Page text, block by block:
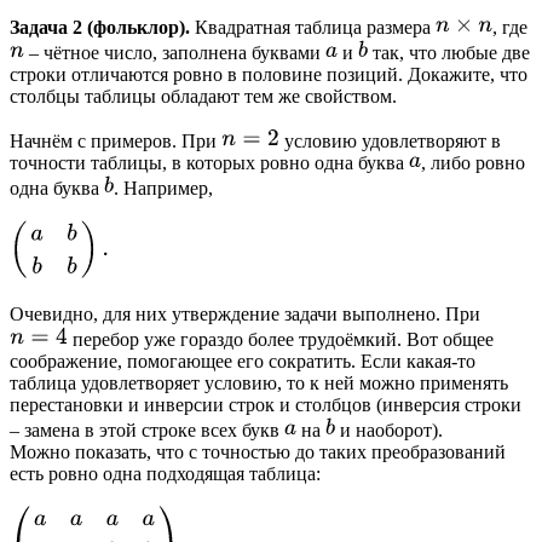
Задача 2 (фольклор). Квадратная таблица размера
, где
– чётное число, заполнена буквами
и
так, что любые две
строки отличаются ровно в половине позиций. Докажите, что
столбцы таблицы обладают тем же свойством.
Начнём с примеров. При
условию удовлетворяют в
точности таблицы, в которых ровно одна буква
, либо ровно
одна буква
. Например,
Очевидно, для них утверждение задачи выполнено. При
перебор уже гораздо более трудоёмкий. Вот общее
соображение, помогающее его сократить. Если какая-то
таблица удовлетворяет условию, то к ней можно применять
перестановки и инверсии строк и столбцов (инверсия строки
– замена в этой строке всех букв
на
и наоборот).
Можно показать, что с точностью до таких преобразований
есть ровно одна подходящая таблица: